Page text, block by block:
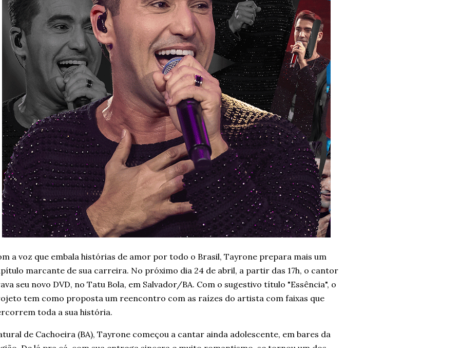
a voz que embala histórias de amor por todo o Brasil, Tayrone prepara mais um
marcante de sua carreira. No próximo dia 24 de abril, a partir das 17h, o cantor
seu novo DVD, no Tatu Bola, em Salvador/BA. Com o sugestivo título "Essência", o
tem como proposta um reencontro com as raízes do artista com faixas que
toda a sua história.
de Cachoeira (BA), Tayrone começou a cantar ainda adolescente, em bares da